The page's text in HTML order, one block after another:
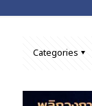
Categories